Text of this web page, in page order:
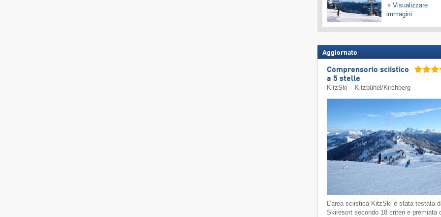
Visualizzare
immagini
Aggiornato
Comprensorio sciistico
a 5 stelle
KitzSki – Kitzbühel/​Kirchberg
L’area sciistica KitzSki è stata testata
Skiresort secondo 18 criteri e premiata